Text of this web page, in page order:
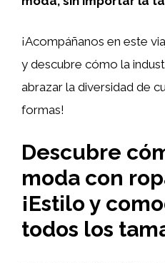
¡Acompáñanos en este
y descubre cómo la
abrazar la diversidad de
formas!
Descubre
moda con
¡Estilo y
todos los